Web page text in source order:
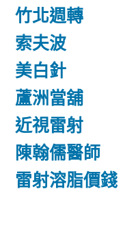
竹北週轉
索夫波
美白針
蘆洲當舖
近視雷射
陳翰儒醫師
雷射溶脂價錢